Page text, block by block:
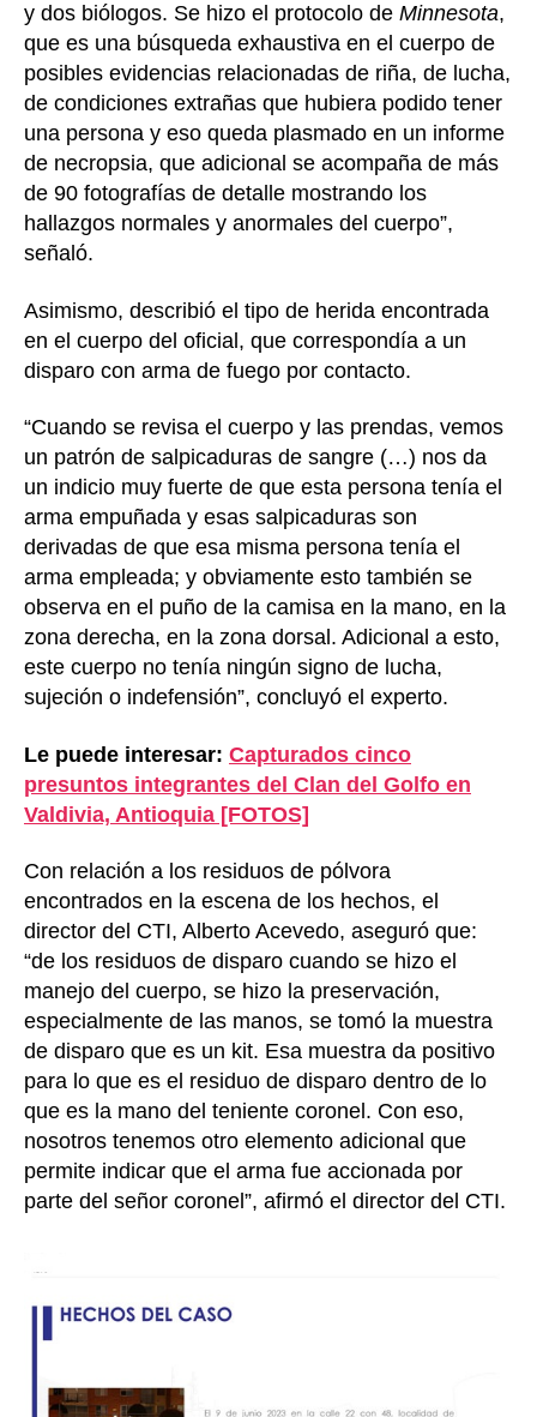
y dos biólogos. Se hizo el protocolo de Minnesota,
que es una búsqueda exhaustiva en el cuerpo de
posibles evidencias relacionadas de riña, de lucha,
de condiciones extrañas que hubiera podido tener
una persona y eso queda plasmado en un informe
de necropsia, que adicional se acompaña de más
de 90 fotografías de detalle mostrando los
hallazgos normales y anormales del cuerpo”,
señaló.
Asimismo, describió el tipo de herida encontrada
en el cuerpo del oficial, que correspondía a un
disparo con arma de fuego por contacto.
“Cuando se revisa el cuerpo y las prendas, vemos
un patrón de salpicaduras de sangre (…) nos da
un indicio muy fuerte de que esta persona tenía el
arma empuñada y esas salpicaduras son
derivadas de que esa misma persona tenía el
arma empleada; y obviamente esto también se
observa en el puño de la camisa en la mano, en la
zona derecha, en la zona dorsal. Adicional a esto,
este cuerpo no tenía ningún signo de lucha,
sujeción o indefensión”, concluyó el experto.
Le puede interesar: Capturados cinco
presuntos integrantes del Clan del Golfo en
Valdivia, Antioquia [FOTOS]
Con relación a los residuos de pólvora
encontrados en la escena de los hechos, el
director del CTI, Alberto Acevedo, aseguró que:
“de los residuos de disparo cuando se hizo el
manejo del cuerpo, se hizo la preservación,
especialmente de las manos, se tomó la muestra
de disparo que es un kit. Esa muestra da positivo
para lo que es el residuo de disparo dentro de lo
que es la mano del teniente coronel. Con eso,
nosotros tenemos otro elemento adicional que
permite indicar que el arma fue accionada por
parte del señor coronel”, afirmó el director del CTI.